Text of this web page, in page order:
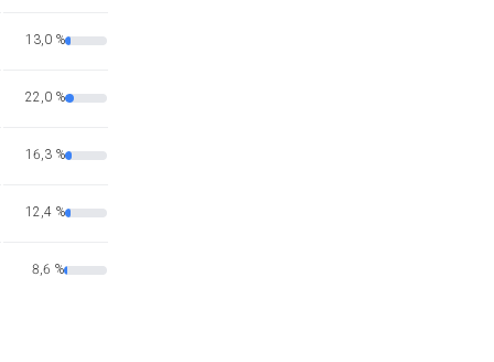
13,0 %
22,0 %
16,3 %
12,4 %
8,6 %